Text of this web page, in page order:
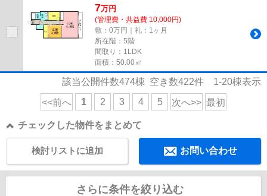
7万円
(管理費・共益費 10,000円)
敷：0万円｜礼：1ヶ月
所在階：5階
間取り：1LDK
面積：50.00㎡
該当公開件数474棟 空き数422件 1-20棟表示
<<前へ 1 2 3 4 5 次へ>> 最初
チェックした物件をまとめて
お問い合わせ
検討リストに追加
さらに条件を絞り込む